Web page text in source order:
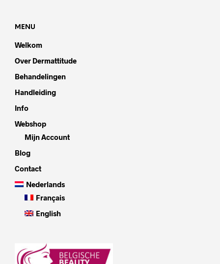
MENU
Welkom
Over Dermattitude
Behandelingen
Handleiding
Info
Webshop
Mijn Account
Blog
Contact
Nederlands
Français
English